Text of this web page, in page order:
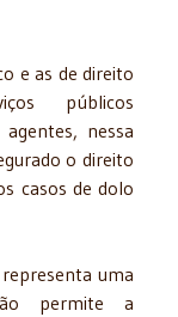
e as de direito
públicos
nessa
o direito
casos de dolo
uma
permite a